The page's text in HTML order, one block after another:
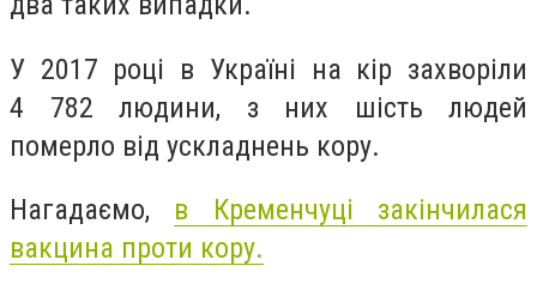
У 2017 році в Україні на кір захворіли
4 782 людини, з них шість людей
померло від ускладнень кору.
Нагадаємо, в Кременчуці закінчилася
вакцина проти кору.